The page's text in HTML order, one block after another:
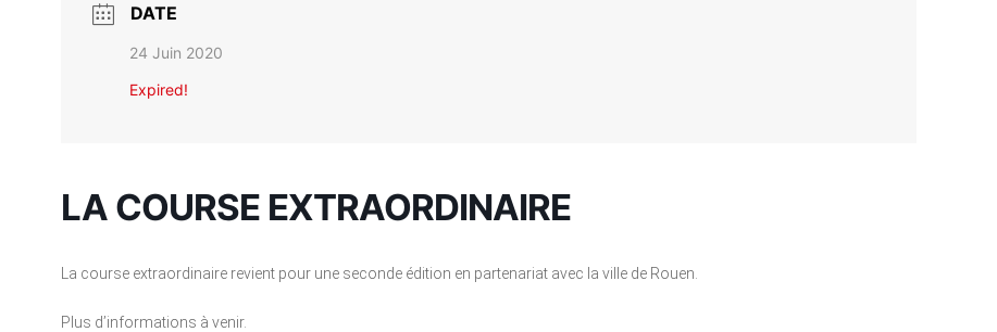
DATE
24 Juin 2020
Expired!
LA COURSE EXTRAORDINAIRE
La course extraordinaire revient pour une seconde édition en partenariat avec la ville de Rouen.
Plus d’informations à venir.